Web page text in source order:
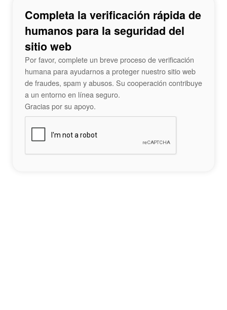
Completa la verificación rápida de
humanos para la seguridad del
sitio web
Por favor, complete un breve proceso de verificación
humana para ayudarnos a proteger nuestro sitio web
de fraudes, spam y abusos. Su cooperación contribuye
a un entorno en línea seguro.
Gracias por su apoyo.